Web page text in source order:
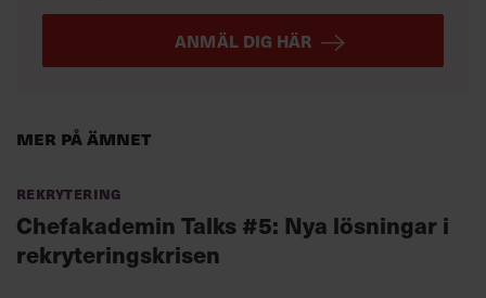
Mer på ämnet
Rekrytering
Chefakademin Talks #5: Nya lösningar i
rekryteringskrisen
ANMÄL DIG HÄR